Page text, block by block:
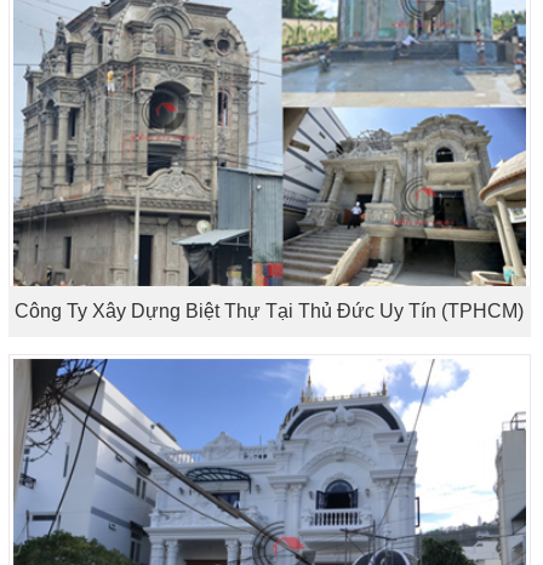
Công Ty Xây Dựng Biệt Thự Tại Thủ Đức Uy Tín (TPHCM)